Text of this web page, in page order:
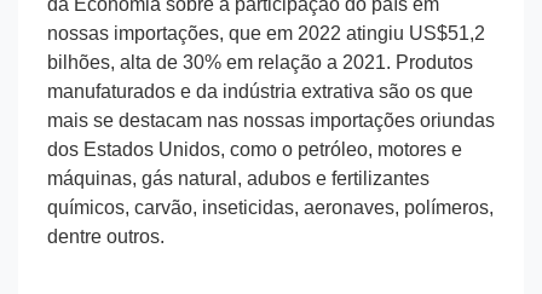
da Economia sobre a participação do país em
nossas importações, que em 2022 atingiu US$51,2
bilhões, alta de 30% em relação a 2021. Produtos
manufaturados e da indústria extrativa são os que
mais se destacam nas nossas importações oriundas
dos Estados Unidos, como o petróleo, motores e
máquinas, gás natural, adubos e fertilizantes
químicos, carvão, inseticidas, aeronaves, polímeros,
dentre outros.